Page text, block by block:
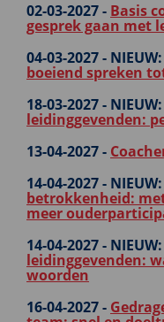
02-03-2027 - Basis
gesprek gaan met
04-03-2027 - NIEUW:
boeiend spreken
18-03-2027 - NIEUW:
leidinggevenden:
13-04-2027 -
14-04-2027 - NIEUW:
betrokkenheid:
meer
14-04-2027 - NIEUW:
leidinggevenden:
woorden
16-04-2027 -